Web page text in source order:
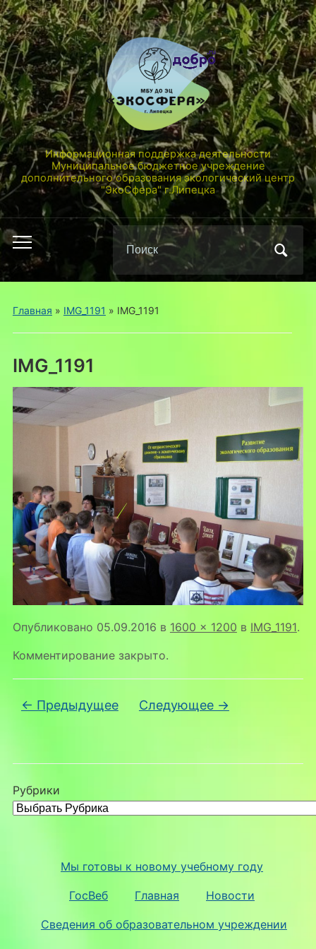
Информационная поддержка деятельности
Муниципальное бюджетное учреждение
дополнительного образования экологический центр
"ЭкоСфера" г.Липецка
Переключить
мобильное
меню
Поиск
по:
Главная » IMG_1191 » IMG_1191
IMG_1191
Опубликовано 05.09.2016 в 1600 × 1200 в IMG_1191.
Комментирование закрыто.
← Предыдущее Следующее →
Рубрики
Мы готовы к новому учебному году
ГосВеб Главная Новости
Сведения об образовательном учреждении